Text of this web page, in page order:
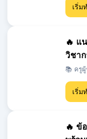
📚 ภา
🔥 แ
📚 สุขศึ
เริ่ม
🔥 แ